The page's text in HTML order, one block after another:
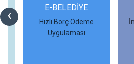
‹ E-BELEDİYE
Hızlı Borç Ödeme
Uygulaması